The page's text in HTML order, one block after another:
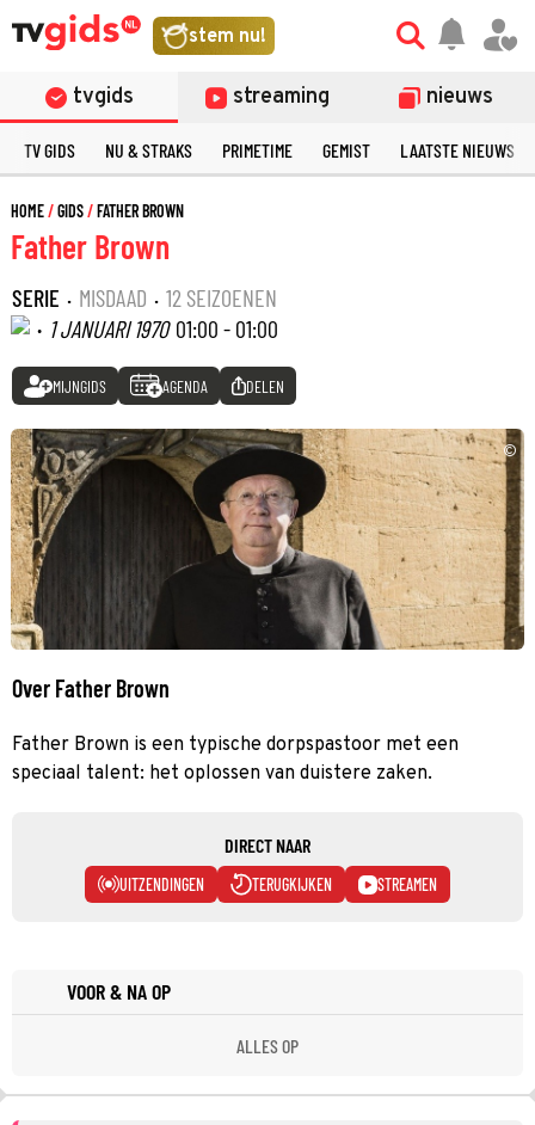
stem nu!
tvgids streaming nieuws
TV GIDS NU & STRAKS PRIMETIME GEMIST LAATSTE NIEUWS
HOME GIDS FATHER BROWN
Father Brown
SERIE · MISDAAD · 12 SEIZOENEN
· 1 JANUARI 1970 01:00 - 01:00
MIJNGIDS AGENDA DELEN
©
Over Father Brown
Father Brown is een typische dorpspastoor met een
speciaal talent: het oplossen van duistere zaken.
DIRECT NAAR
UITZENDINGEN TERUGKIJKEN STREAMEN
VOOR & NA OP
ALLES OP